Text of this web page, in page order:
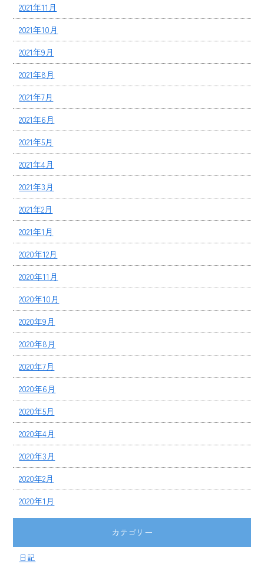
2021年11月
2021年10月
2021年9月
2021年8月
2021年7月
2021年6月
2021年5月
2021年4月
2021年3月
2021年2月
2021年1月
2020年12月
2020年11月
2020年10月
2020年9月
2020年8月
2020年7月
2020年6月
2020年5月
2020年4月
2020年3月
2020年2月
2020年1月
カテゴリー
日記